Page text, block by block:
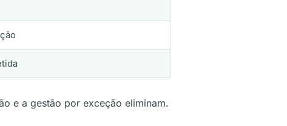
e a gestão por exceção eliminam.